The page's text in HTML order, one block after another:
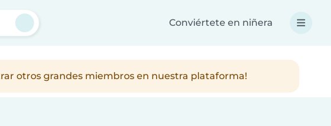
Conviértete en niñera
otros grandes miembros en nuestra plataforma!